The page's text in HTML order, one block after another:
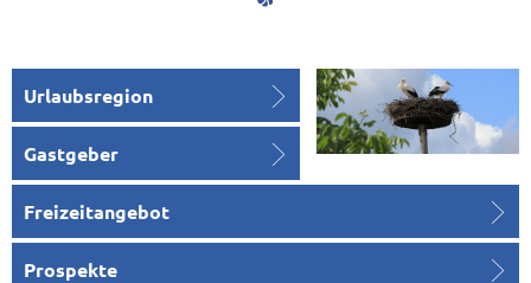
Urlaubsregion
Gastgeber
Freizeitangebot
Prospekte